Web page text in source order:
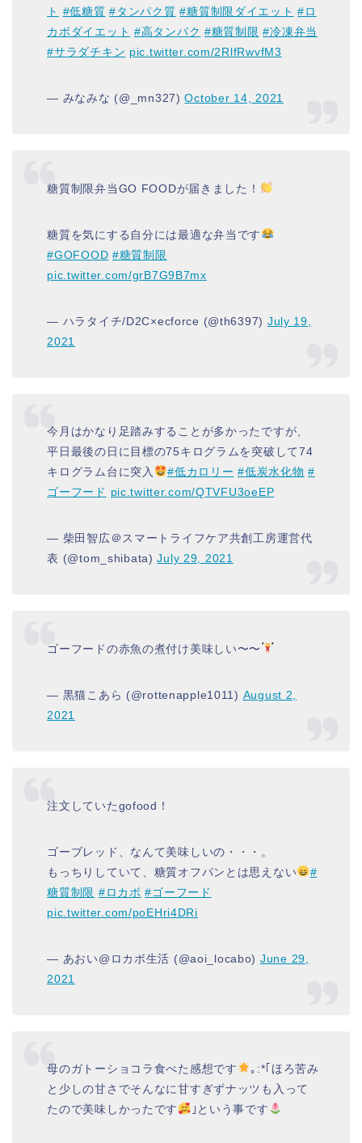
ト #低糖質 #タンパク質 #糖質制限ダイエット #ロ
カボダイエット #高タンパク #糖質制限 #冷凍弁当
#サラダチキン pic.twitter.com/2RlfRwvfM3
— みなみな (@_mn327)October 14, 2021
糖質制限弁当GO FOODが届きました！
糖質を気にする自分には最適な弁当です
#GOFOOD #糖質制限
pic.twitter.com/grB7G9B7mx
— ハラタイチ/D2C×ecforce (@th6397) July 19,
2021
今月はかなり足踏みすることが多かったですが、
平日最後の日に目標の75キログラムを突破して74
キログラム台に突入
#低カロリー #低炭水化物 #
ゴーフード pic.twitter.com/QTVFU3oeEP
— 柴田智広＠スマートライフケア共創工房運営代
表 (@tom_shibata)July 29, 2021
ゴーフードの赤魚の煮付け美味しい〜〜
— 黒猫こあら (@rottenapple1011) August 2,
2021
注文していたgofood！
ゴーブレッド、なんて美味しいの・・・。
もっちりしていて、糖質オフパンとは思えない
#
糖質制限 #ロカボ #ゴーフード
pic.twitter.com/poEHri4DRi
— あおい@ロカボ生活 (@aoi_locabo) June 29,
2021
母のガトーショコラ食べた感想です
｡:*｢ほろ苦み
と少しの甘さでそんなに甘すぎずナッツも入って
たので美味しかったです
｣という事です